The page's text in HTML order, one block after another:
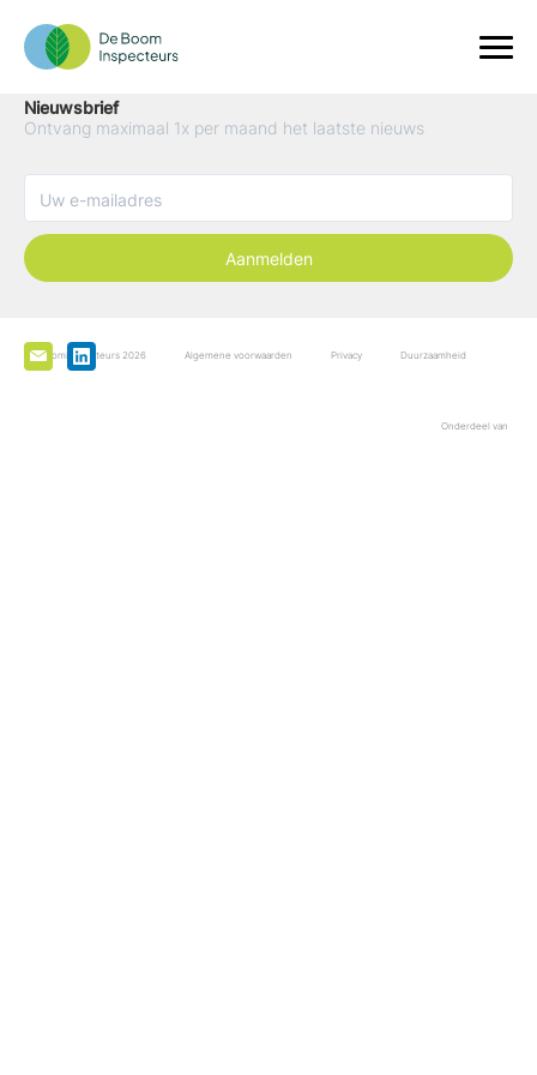
Nieuwsbrief
Ontvang maximaal 1x per maand het laatste nieuws
Aanmelden
De Boominspecteurs 2026 Algemene voorwaarden Privacy Duurzaamheid
Onderdeel van